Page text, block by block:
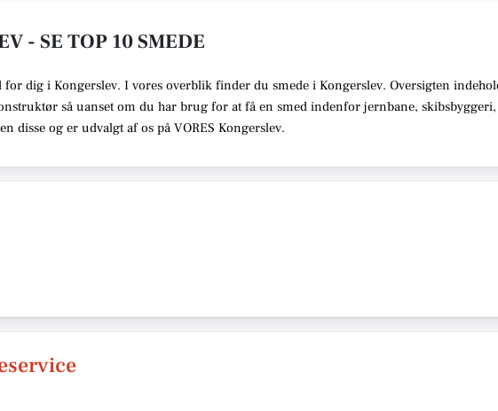
- SE TOP 10 SMEDE
for dig i Kongerslev. I vores overblik finder du smede i Kongerslev. Oversigten
så uanset om du har brug for at få en smed indenfor jernbane,
disse og er udvalgt af os på VORES Kongerslev.